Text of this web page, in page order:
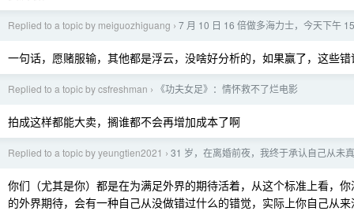
Replied to a topic by meiguozhiguang › 7 月 10 日 16 倍做多海力士，今天下午
一句话，愿赌服输，其他都是浮云，没啥好分析的，如果赢了，这些
Replied to a topic by csfreshman › 《功夫女足》：情怀救不了烂电影
拍成这样都能大卖，搁谁都不会再增加成本了啊
Replied to a topic by yeungtien2021 › 31 岁，在离婚前夜，我终于承认自己从未
你们（尤其是你）都是在为满足外界的期待活着，从这个标准上看，
的外界期待，会有一种自己从没做错过什么的错觉，实际上你自己从